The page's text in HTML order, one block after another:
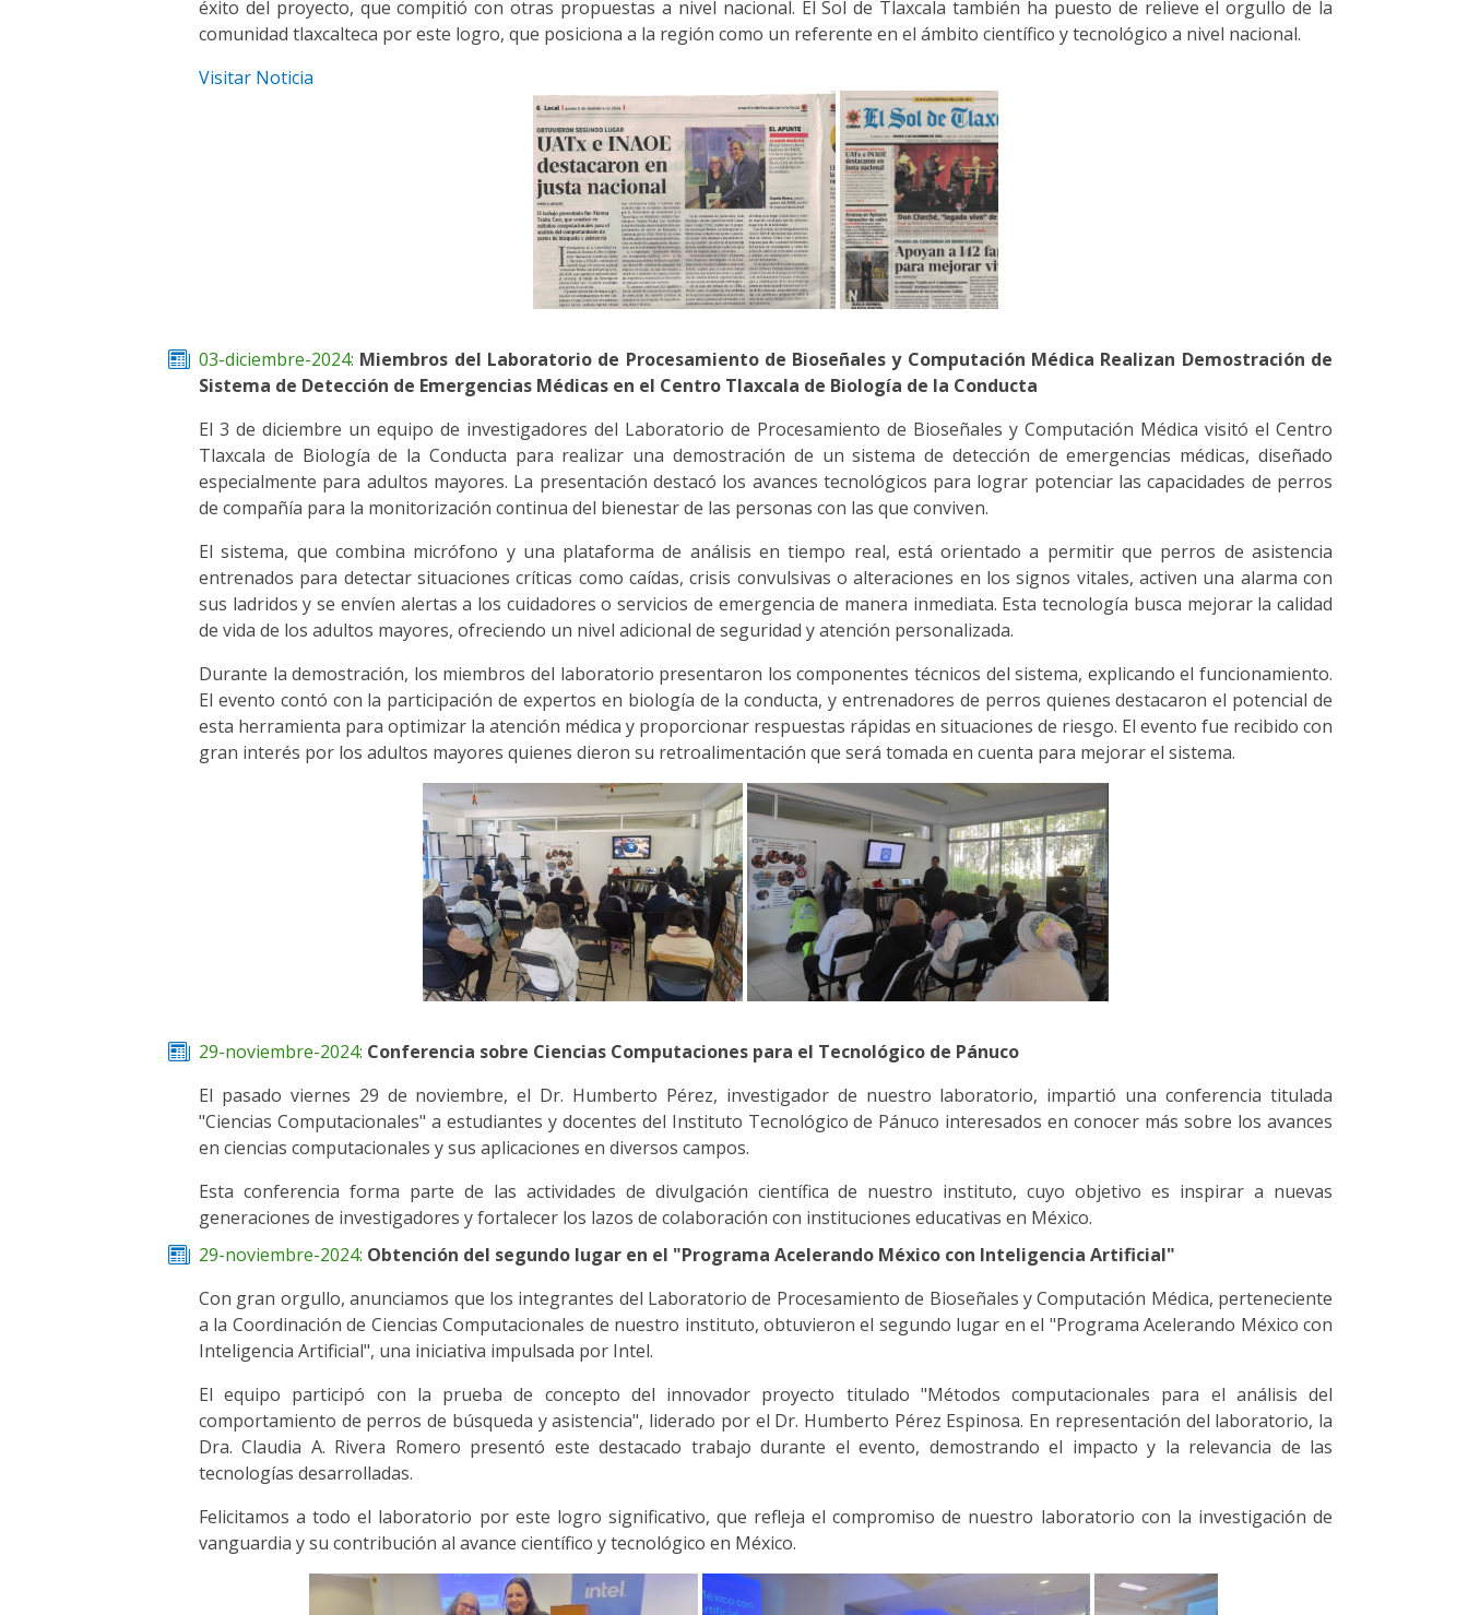
éxito del proyecto, que compitió con otras propuestas a nivel nacional. El Sol de Tlaxcala también ha puesto de relieve el orgullo de la
comunidad tlaxcalteca por este logro, que posiciona a la región como un referente en el ámbito científico y tecnológico a nivel nacional.
Visitar Noticia
03-diciembre-2024: Miembros del Laboratorio de Procesamiento de Bioseñales y Computación Médica Realizan Demostración de
Sistema de Detección de Emergencias Médicas en el Centro Tlaxcala de Biología de la Conducta
El 3 de diciembre un equipo de investigadores del Laboratorio de Procesamiento de Bioseñales y Computación Médica visitó el Centro
Tlaxcala de Biología de la Conducta para realizar una demostración de un sistema de detección de emergencias médicas, diseñado
especialmente para adultos mayores. La presentación destacó los avances tecnológicos para lograr potenciar las capacidades de perros
de compañía para la monitorización continua del bienestar de las personas con las que conviven.
El sistema, que combina micrófono y una plataforma de análisis en tiempo real, está orientado a permitir que perros de asistencia
entrenados para detectar situaciones críticas como caídas, crisis convulsivas o alteraciones en los signos vitales, activen una alarma con
sus ladridos y se envíen alertas a los cuidadores o servicios de emergencia de manera inmediata. Esta tecnología busca mejorar la calidad
de vida de los adultos mayores, ofreciendo un nivel adicional de seguridad y atención personalizada.
Durante la demostración, los miembros del laboratorio presentaron los componentes técnicos del sistema, explicando el funcionamiento.
El evento contó con la participación de expertos en biología de la conducta, y entrenadores de perros quienes destacaron el potencial de
esta herramienta para optimizar la atención médica y proporcionar respuestas rápidas en situaciones de riesgo. El evento fue recibido con
gran interés por los adultos mayores quienes dieron su retroalimentación que será tomada en cuenta para mejorar el sistema.
29-noviembre-2024: Conferencia sobre Ciencias Computaciones para el Tecnológico de Pánuco
El pasado viernes 29 de noviembre, el Dr. Humberto Pérez, investigador de nuestro laboratorio, impartió una conferencia titulada
"Ciencias Computacionales" a estudiantes y docentes del Instituto Tecnológico de Pánuco interesados en conocer más sobre los avances
en ciencias computacionales y sus aplicaciones en diversos campos.
Esta conferencia forma parte de las actividades de divulgación científica de nuestro instituto, cuyo objetivo es inspirar a nuevas
generaciones de investigadores y fortalecer los lazos de colaboración con instituciones educativas en México.
29-noviembre-2024: Obtención del segundo lugar en el "Programa Acelerando México con Inteligencia Artificial"
Con gran orgullo, anunciamos que los integrantes del Laboratorio de Procesamiento de Bioseñales y Computación Médica, perteneciente
a la Coordinación de Ciencias Computacionales de nuestro instituto, obtuvieron el segundo lugar en el "Programa Acelerando México con
Inteligencia Artificial", una iniciativa impulsada por Intel.
El equipo participó con la prueba de concepto del innovador proyecto titulado "Métodos computacionales para el análisis del
comportamiento de perros de búsqueda y asistencia", liderado por el Dr. Humberto Pérez Espinosa. En representación del laboratorio, la
Dra. Claudia A. Rivera Romero presentó este destacado trabajo durante el evento, demostrando el impacto y la relevancia de las
tecnologías desarrolladas.
Felicitamos a todo el laboratorio por este logro significativo, que refleja el compromiso de nuestro laboratorio con la investigación de
vanguardia y su contribución al avance científico y tecnológico en México.